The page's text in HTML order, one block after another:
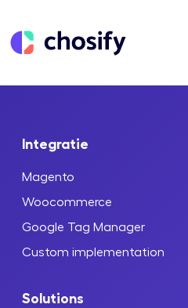
Integratie
Magento
Woocommerce
Google Tag Manager
Custom implementation
Solutions